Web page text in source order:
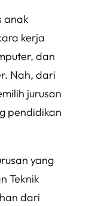
anak
kerja
dan
Nah, dari
jurusan
pendidikan
yang
Teknik
dari